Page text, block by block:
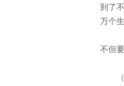
到了
万个
不但
（